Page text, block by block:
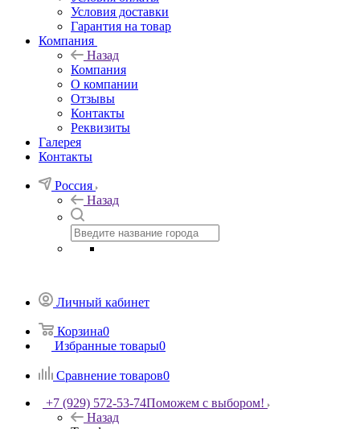
Условия доставки
Гарантия на товар
Компания
Назад
Компания
О компании
Отзывы
Контакты
Реквизиты
Галерея
Контакты
Россия
Назад
Личный кабинет
Корзина0
Избранные товары0
Сравнение товаров0
+7 (929) 572-53-74Поможем с выбором!
Назад